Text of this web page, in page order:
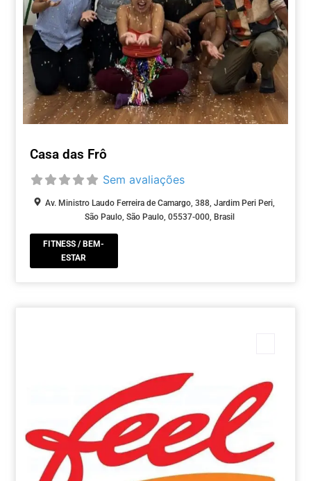
Casa das Frô
Sem avaliações
Av. Ministro Laudo Ferreira de Camargo, 388, Jardim Peri Peri,
São Paulo, São Paulo, 05537-000, Brasil
FITNESS / BEM-
ESTAR